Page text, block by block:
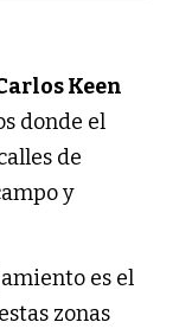
Keen
donde el
de
y
es el
zonas